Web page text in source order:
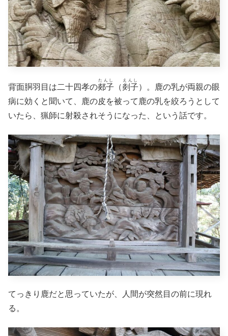
背面胴羽目は二十四孝の郯子
たんし
（剡子
えんし
）。鹿の乳が両親の眼
病に効くと聞いて、鹿の皮を被って鹿の乳を絞ろうとして
いたら、猟師に射殺されそうになった、という話です。
てっきり鹿だと思っていたが、人間が突然目の前に現れ
る。